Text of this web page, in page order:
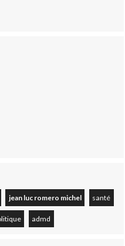
jean luc romero michel santé
admd